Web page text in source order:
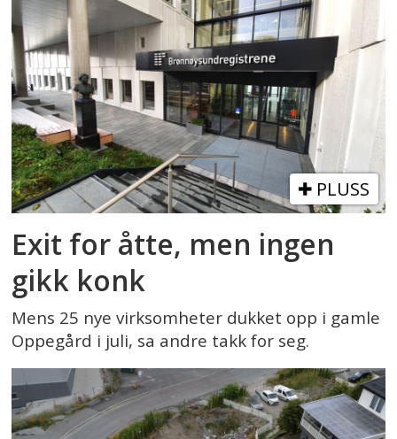
PLUSS
Exit for åtte, men ingen
gikk konk
Mens 25 nye virksomheter dukket opp i gamle
Oppegård i juli, sa andre takk for seg.